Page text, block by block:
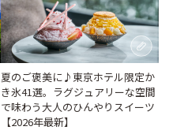
夏のご褒美に♪東京ホテル限定か
き氷41選。ラグジュアリーな空間
で味わう大人のひんやりスイーツ
【2026年最新】